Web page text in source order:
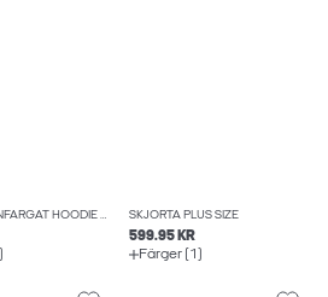
PLUS SIZE ENFÄRGAT HOODIE MED BLIXTLÅS SKJORTA PLUS SIZE
599.95 KR
Färger (1)